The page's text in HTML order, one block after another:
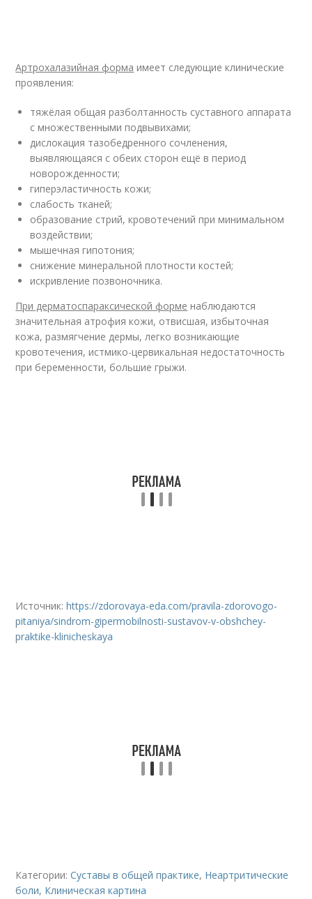
Артрохалазийная форма имеет следующие клинические
проявления:
тяжёлая общая разболтанность суставного аппарата
с множественными подвывихами;
дислокация тазобедренного сочленения,
выявляющаяся с обеих сторон ещё в период
новорожденности;
гиперэластичность кожи;
слабость тканей;
образование стрий, кровотечений при минимальном
воздействии;
мышечная гипотония;
снижение минеральной плотности костей;
искривление позвоночника.
При дерматоспараксической форме наблюдаются
значительная атрофия кожи, отвисшая, избыточная
кожа, размягчение дермы, легко возникающие
кровотечения, истмико-цервикальная недостаточность
при беременности, большие грыжи.
Источник:https://zdorovaya-eda.com/pravila-zdorovogo-
pitaniya/sindrom-gipermobilnosti-sustavov-v-obshchey-
praktike-klinicheskaya
Категории:Суставы в общей практике, Неартритические
боли, Клиническая картина